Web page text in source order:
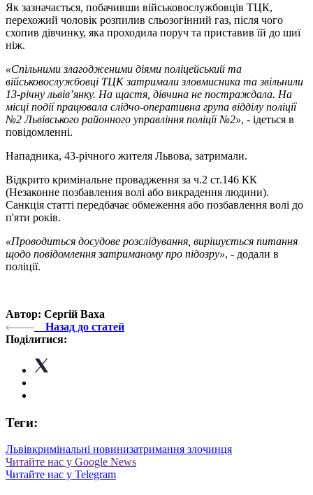
Як зазначається, побачивши військовослужбовців ТЦК,
перехожий чоловік розпилив сльозогінний газ, після чого
схопив дівчинку, яка проходила поруч та приставив їй до шиї
ніж.
«Спільними злагодженими діями поліцейський та
військовослужбовці ТЦК затримали зловмисника та звільнили
13-річну львівʼянку. На щастя, дівчина не постраждала. На
місці події працювала слідчо-оперативна група відділу поліції
№2 Львівського районного управління поліції №2», - ідеться в
повідомленні.
Нападника, 43-річного жителя Львова, затримали.
Відкрито кримінальне провадження за ч.2 ст.146 КК
(Незаконне позбавлення волі або викрадення людини).
Санкція статті передбачає обмеження або позбавлення волі до
п'яти років.
«Проводиться досудове розслідування, вирішується питання
щодо повідомлення затриманому про підозру», - додали в
поліції.
Автор: Сергій Ваха
Назад до статей
Поділитися:
Теги:
Львівкримінальні новинизатримання злочинця
Читайте нас у Google News
Читайте нас у Telegram